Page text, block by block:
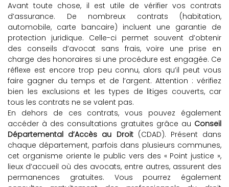
Avant toute chose, il est utile de vérifier vos contrats
d’assurance. De nombreux contrats (habitation,
automobile, carte bancaire) incluent une garantie de
protection juridique. Celle-ci permet souvent d’obtenir
des conseils d’avocat sans frais, voire une prise en
charge des honoraires si une procédure est engagée. Ce
réflexe est encore trop peu connu, alors qu’il peut vous
faire gagner du temps et de l’argent. Attention : vérifiez
bien les exclusions et les types de litiges couverts, car
tous les contrats ne se valent pas.
En dehors de ces contrats, vous pouvez également
accéder à des consultations gratuites grâce au Conseil
Départemental d’Accès au Droit(CDAD). Présent dans
chaque département, parfois dans plusieurs communes,
cet organisme oriente le public vers des « Point justice »,
lieux d’accueil où des avocats, entre autres, assurent des
permanences gratuites. Vous pourrez également